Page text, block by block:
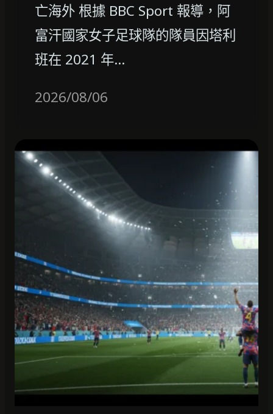
亡海外 根據 BBC Sport 報導，阿
富汗國家女子足球隊的隊員因塔利
班在 2021 年…
2026/08/06